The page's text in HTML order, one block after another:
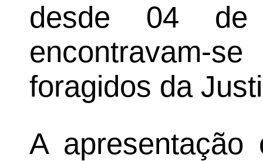
desde 04
foragidos da
A